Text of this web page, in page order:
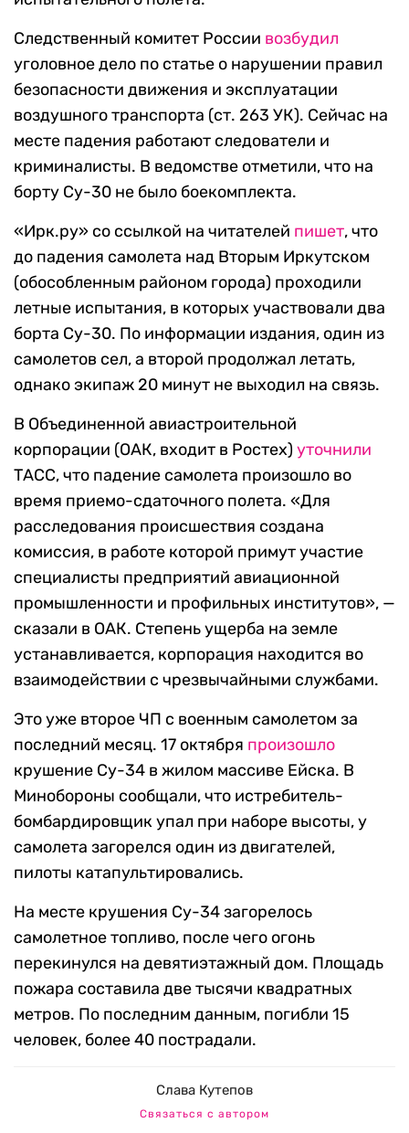
Следственный комитет России возбудил
уголовное дело по статье о нарушении правил
безопасности движения и эксплуатации
воздушного транспорта (ст. 263 УК). Сейчас на
месте падения работают следователи и
криминалисты. В ведомстве отметили, что на
борту Су-30 не было боекомплекта.
«Ирк.ру» со ссылкой на читателей пишет, что
до падения самолета над Вторым Иркутском
(обособленным районом города) проходили
летные испытания, в которых участвовали два
борта Су-30. По информации издания, один из
самолетов сел, а второй продолжал летать,
однако экипаж 20 минут не выходил на связь.
В Объединенной авиастроительной
корпорации (ОАК, входит в Ростех) уточнили
ТАСС, что падение самолета произошло во
время приемо-сдаточного полета. «Для
расследования происшествия создана
комиссия, в работе которой примут участие
специалисты предприятий авиационной
промышленности и профильных институтов», —
сказали в ОАК. Степень ущерба на земле
устанавливается, корпорация находится во
взаимодействии с чрезвычайными службами.
Это уже второе ЧП с военным самолетом за
последний месяц. 17 октября произошло
крушение Су-34 в жилом массиве Ейска. В
Минобороны сообщали, что истребитель-
бомбардировщик упал при наборе высоты, у
самолета загорелся один из двигателей,
пилоты катапультировались.
На месте крушения Су-34 загорелось
самолетное топливо, после чего огонь
перекинулся на девятиэтажный дом. Площадь
пожара составила две тысячи квадратных
метров. По последним данным, погибли 15
человек, более 40 пострадали.
Слава Кутепов
Связаться с автором